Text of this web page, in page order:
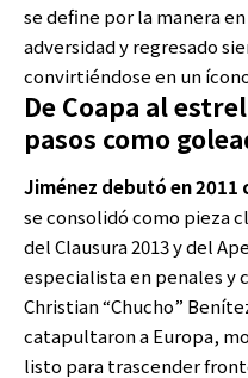
se define por la manera
adversidad y regresado
convirtiéndose en un
De Coapa al
pasos como
Jiménez debutó en 2011
se consolidó como pieza
del Clausura 2013 y del
especialista en penales y
Christian “Chucho”
catapultaron a Europa,
listo para trascender